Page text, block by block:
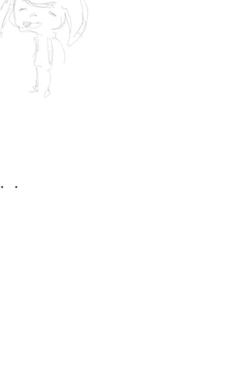
・